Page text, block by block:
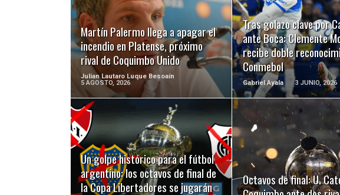
Martín Palermo llega a apagar el
incendio en Platense, próximo
rival de Coquimbo Unido
Julian Lautaro Luque Besoaín
5 AGOSTO, 2026
LEER MÁS
Tras golazo clave por
ante Boca: Clemente
recibe doble
Conmebol
Gabriel Ayala 3 JUNIO, 2026
LEER MÁS
Un golpe histórico para el fútbol
argentino: los octavos de final de
la Copa Libertadores se jugarán
LEER MÁS
Octavos de final: U.
LEER MÁS